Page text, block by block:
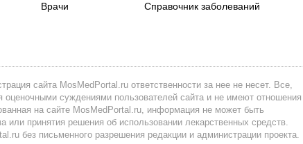
Врачи
Справочник заболеваний
сайта MosMedPortal.ru ответственности за нее не несет. Все,
суждениями пользователей сайта и не имеют отношения
на сайте MosMedPortal.ru, информация не может быть
или принятия решения об использовании лекарственных средств.
без письменного разрешения редакции и администрации проекта.